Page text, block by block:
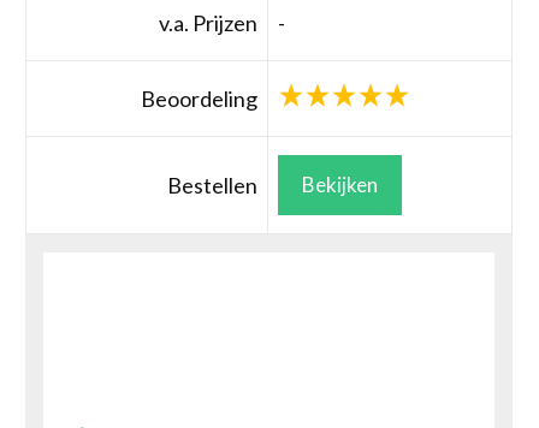
v.a. Prijzen -
Beoordeling
Bestellen Bekijken